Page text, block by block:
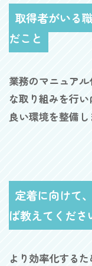
取得者がいる
だこと
業務のマニュア
な取り組みを行
良い環境を整備し
定着に向けて
ば教えてくださ
より効率化する